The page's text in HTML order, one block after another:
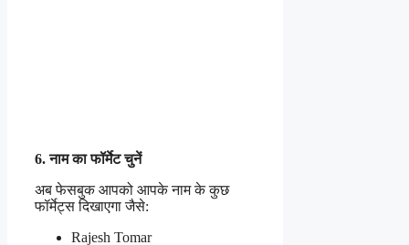
6. नाम का फॉर्मेट चुनें
अब फेसबुक आपको आपके नाम के कुछ
फॉर्मेट्स दिखाएगा जैसे:
Rajesh Tomar